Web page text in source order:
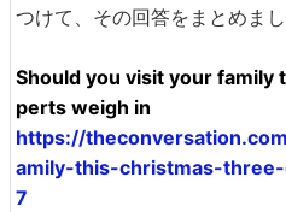
つけて、その回答をまとめまし
Should you visit your family
perts weigh in
https://
amily-this-christmas-
7